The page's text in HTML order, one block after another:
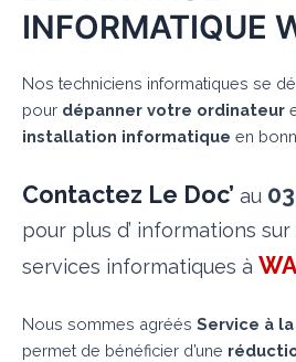
INFORMATIQUE
Nos techniciens informatiques se
pour dépanner votre ordinateur
installation informatique en
Contactez Le Doc’ au
pour plus d’ informations sur
services informatiques à
Nous sommes agréés Service à
permet de bénéficier d’une